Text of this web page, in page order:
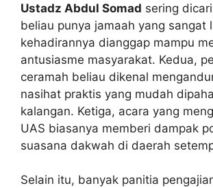
Ustadz Abdul Somad sering
beliau punya jamaah yang sangat
kehadirannya dianggap mampu
antusiasme masyarakat. Kedua,
ceramah beliau dikenal
nasihat praktis yang mudah
kalangan. Ketiga, acara yang
UAS biasanya memberi dampak
suasana dakwah di daerah
Selain itu, banyak panitia